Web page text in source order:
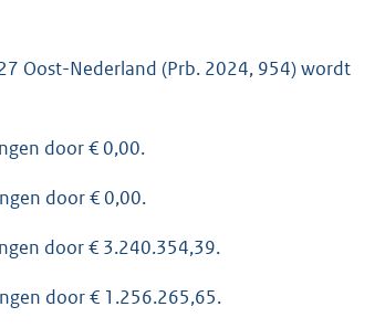
Oost-Nederland (Prb. 2024, 954) wordt
door € 0,00.
door € 0,00.
door € 3.240.354,39.
door € 1.256.265,65.